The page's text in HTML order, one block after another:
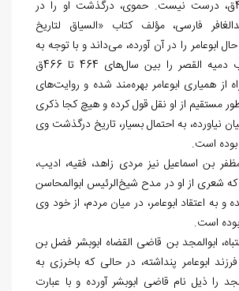
غزنه در سال 458ق، درست نیست. حموی، درگذشت او را در
فارسی، مؤلف کتاب «السیاق لتاریخ
ابوعامر را در آن آورده، میداند و با توجه به
دمیه القصر را بین سال
های 464 تا 466ق
از همیاری ابوعامر بهرهمند شده و روایتهای
مستقیم از او نقل قول کرده و هیچ کجا ذکری
نیاورده، به احتمال بسیار، تاریخ درگذشت وی
بن اسماعیل نیز مردی زاهد، فقیه، ادیب،
شعری از او در مدح شیخ‌‏الرئیس ابوالمحاسن
و به اعتقاد ابوعامر، در میان مردم، از خود وی
بوده است.
ابوالمجد بن قاضی القضاه ابوبشر فضل بن
ابوعامر پنداشته، در حالی که باخرزی به
را ذیل نام قاضی ابوبشر آورده و با عبارت